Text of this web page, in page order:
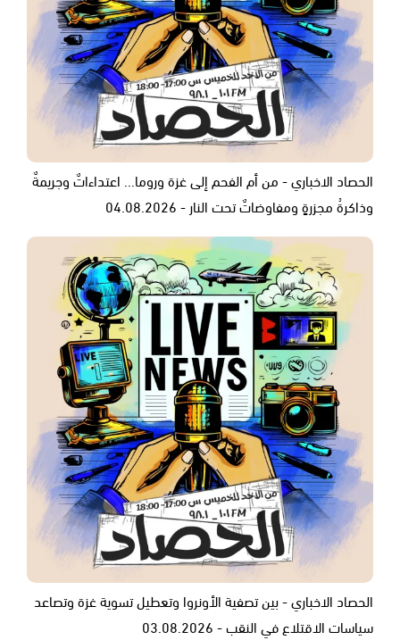
الحصاد الاخباري - من أم الفحم إلى غزة وروما... اعتداءاتٌ وجريمةٌ
وذاكرةُ مجزرةٍ ومفاوضاتٌ تحت النار - 04.08.2026
الحصاد الاخباري - بين تصفية الأونروا وتعطيل تسوية غزة وتصاعد
سياسات الاقتلاع في النقب - 03.08.2026